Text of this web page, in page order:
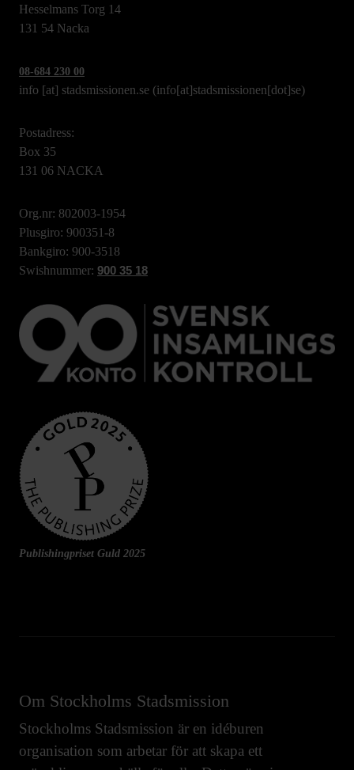
Hesselmans Torg 14
131 54 Nacka
08-684 230 00
info [at] stadsmissionen.se (info[at]stadsmissionen[dot]se)
Postadress:
Box 35
131 06 NACKA
Org.nr: 802003-1954
Plusgiro: 900351-8
Bankgiro: 900-3518
Swishnummer: 900 35 18
Publishingpriset Guld 2025
Om Stockholms Stadsmission
Stockholms Stadsmission är en idéburen
organisation som arbetar för att skapa ett